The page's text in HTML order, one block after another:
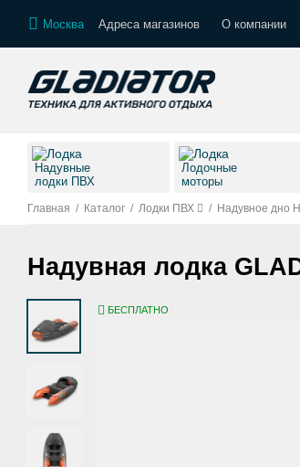
Москва Адреса магазинов О компании
Надувные
лодки ПВХ
Лодочные
моторы
Главная / Каталог / Лодки ПВХ / Надувное дно
Надувная лодка
БЕСПЛАТНО